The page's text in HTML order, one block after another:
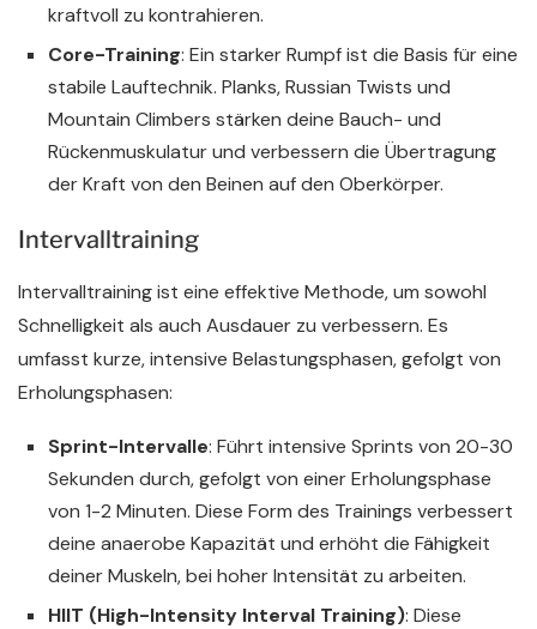
kraftvoll zu kontrahieren.
Core-Training: Ein starker Rumpf ist die Basis für eine
stabile Lauftechnik. Planks, Russian Twists und
Mountain Climbers stärken deine Bauch- und
Rückenmuskulatur und verbessern die Übertragung
der Kraft von den Beinen auf den Oberkörper.
Intervalltraining
Intervalltraining ist eine effektive Methode, um sowohl
Schnelligkeit als auch Ausdauer zu verbessern. Es
umfasst kurze, intensive Belastungsphasen, gefolgt von
Erholungsphasen:
Sprint-Intervalle: Führt intensive Sprints von 20-30
Sekunden durch, gefolgt von einer Erholungsphase
von 1-2 Minuten. Diese Form des Trainings verbessert
deine anaerobe Kapazität und erhöht die Fähigkeit
deiner Muskeln, bei hoher Intensität zu arbeiten.
HIIT (High-Intensity Interval Training): Diese